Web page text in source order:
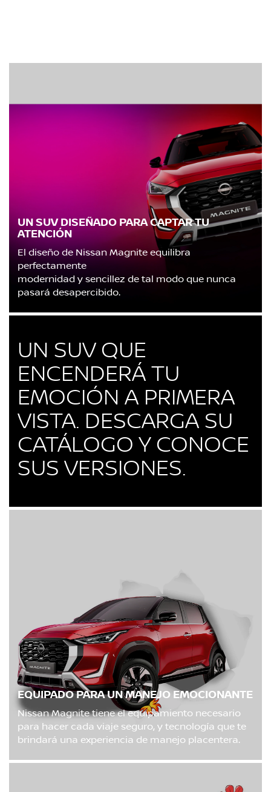
UN SUV DISEÑADO PARA CAPTAR TU
ATENCIÓN
El diseño de Nissan Magnite equilibra
perfectamente
modernidad y sencillez de tal modo que nunca
pasará desapercibido.
UN SUV QUE
ENCENDERÁ TU
EMOCIÓN A PRIMERA
VISTA. DESCARGA SU
CATÁLOGO Y CONOCE
SUS VERSIONES.
EQUIPADO PARA UN MANEJO EMOCIONANTE
Nissan Magnite tiene el equipamiento necesario
para hacer cada viaje seguro, y tecnología que te
brindará una experiencia de manejo placentera.